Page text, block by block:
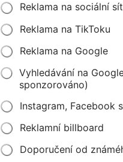
Reklama na sociální
Reklama na TikToku
Reklama na Google
Vyhledávání na
sponzorováno)
Instagram, Facebook
Reklamní billboard
Doporučení od